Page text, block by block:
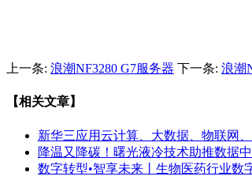
上一条: 浪潮NF3280 G7服务器 下一条: 浪潮
【相关文章】
新华三应用云计算、大数据、物联网
降温又降碳！曙光液冷技术助推数据
数字转型•智享未来丨生物医药行业数